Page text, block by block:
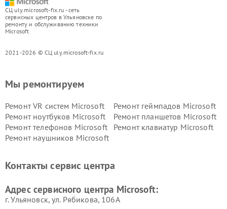
СЦ uly.microsoft-fix.ru - сеть
сервисных центров в Ульяновске по
ремонту и обслуживанию техники
Microsoft
2021-2026 © СЦ uly.microsoft-fix.ru
Мы ремонтируем
Ремонт VR систем Microsoft
Ремонт геймпадов Microsoft
Ремонт ноутбуков Microsoft
Ремонт планшетов Microsoft
Ремонт телефонов Microsoft
Ремонт клавиатур Microsoft
Ремонт наушников Microsoft
Контакты сервис центра
Адрес сервисного центра Microsoft:
г. Ульяновск, ул. Рябикова, 106А